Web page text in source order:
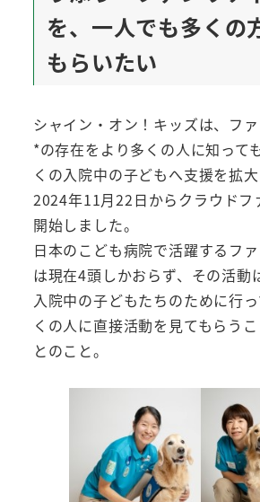
を、一人でも多くの
もらいたい
シャイン・オン！キッズは、フ
*の存在をより多くの人に知って
くの入院中の子どもへ支援を拡大
2024年11月22日からクラウドフ
開始しました。
日本のこども病院で活躍するフ
は現在4頭しかおらず、その活動
入院中の子どもたちのために行
くの人に直接活動を見てもらう
とのこと。